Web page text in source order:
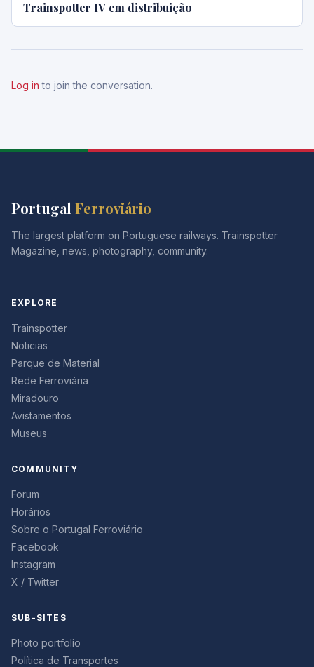
Trainspotter IV em distribuição
Log in to join the conversation.
Portugal Ferroviário
The largest platform on Portuguese railways. Trainspotter
Magazine, news, photography, community.
EXPLORE
Trainspotter
Noticias
Parque de Material
Rede Ferroviária
Miradouro
Avistamentos
Museus
COMMUNITY
Forum
Horários
Sobre o Portugal Ferroviário
Facebook
Instagram
X / Twitter
SUB-SITES
Photo portfolio
Política de Transportes